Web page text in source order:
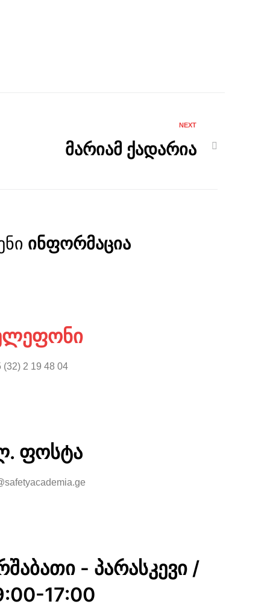
NEXT
მარიამ ქადარია
ინფორმაცია
(32) 2 19 48 04
ფოსტა
- პარასკევი /
17:00